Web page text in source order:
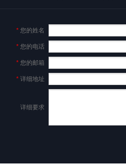
* 您的姓名
* 您的电话
* 您的邮箱
* 详细地址
详细要求